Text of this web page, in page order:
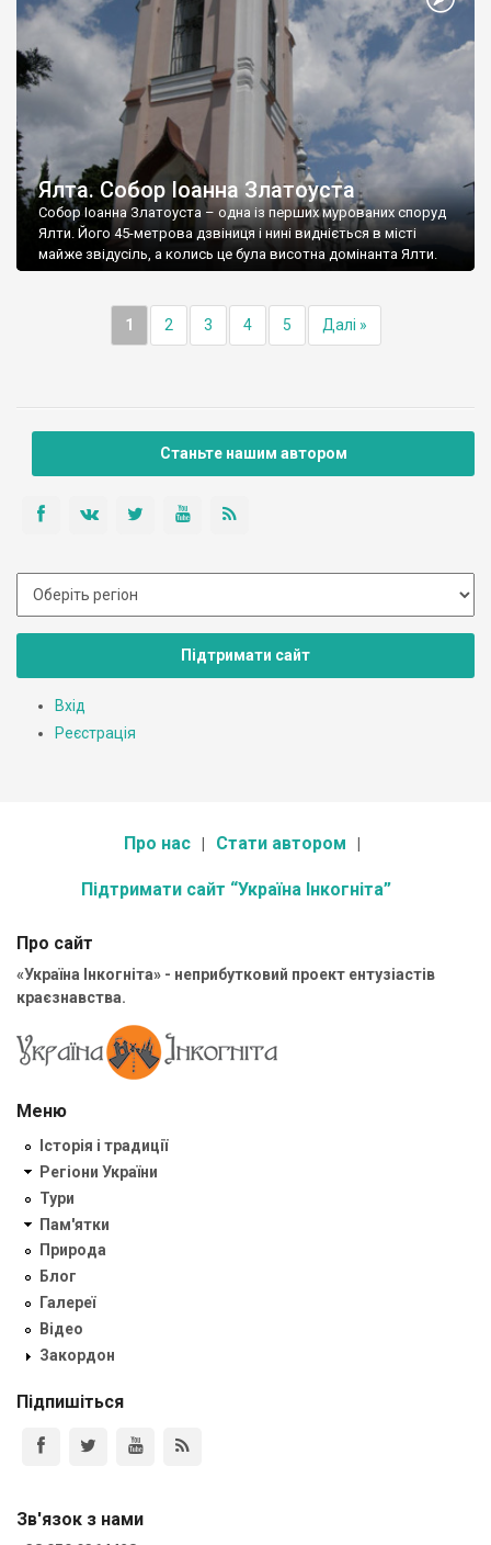
Ялта. Собор Іоанна Златоуста
Собор Іоанна Златоуста – одна із перших мурованих споруд
Ялти. Його 45-метрова дзвіниця і нині видніється в місті
майже звідусіль, а колись це була висотна домінанта Ялти.
1 2 3 4 5 Далі »
Станьте нашим автором
Підтримати сайт
Вхід
Реєстрація
Про нас Стати автором
Підтримати сайт “Україна Інкогніта”
Про сайт
«Україна Інкогніта» - неприбутковий проект ентузіастів
краєзнавства.
Меню
Історія і традиції
Регіони України
Тури
Пам'ятки
Природа
Блог
Галереї
Відео
Закордон
Підпишіться
Зв'язок з нами